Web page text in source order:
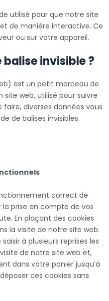
utilisé pour que notre site
de manière interactive. Ce
ou sur votre appareil.
balise invisible ?
est un petit morceau de
site web, utilisé pour suivre
diverses données vous
de balises invisibles.
correct de
prise en compte de vos
En plaçant des cookies
la visite de notre site web.
à plusieurs reprises les
de notre site web et,
dans votre panier jusqu’à
ces cookies sans